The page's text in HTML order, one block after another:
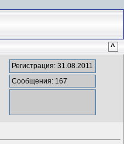
^
Регистрация: 31.08.2011
Сообщения: 167